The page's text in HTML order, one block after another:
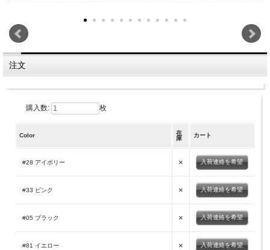
注文
購入数: 枚
Color
在
庫
カート
#28 アイボリー × 入荷連絡を希望
#33 ピンク × 入荷連絡を希望
#05 ブラック × 入荷連絡を希望
#81 イエロー × 入荷連絡を希望